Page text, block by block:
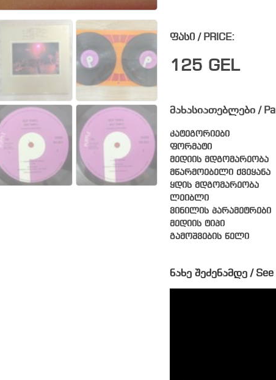
ფასი / PRICE:
125 GEL
მახასიათებლები /
კატეგორიები
ფორმატი
მედიის მდგომარეობა
მწარმოებელი ქვეყანა
ყდის მდგომარეობა
ლეიბლი
ვინილის პარამეტრები
მედიის ტიპი
გამოშვების წელი
ნახე შეძენამდე /